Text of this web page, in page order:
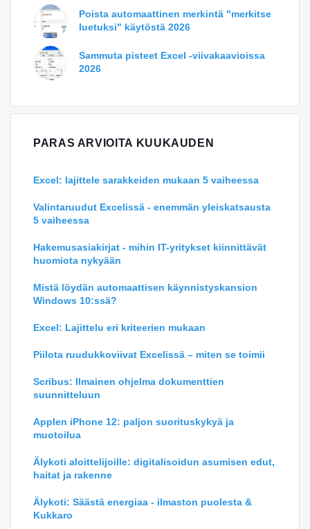
Poista automaattinen merkintä "merkitse
luetuksi" käytöstä 2026
Sammuta pisteet Excel -viivakaavioissa
2026
PARAS ARVIOITA KUUKAUDEN
Excel: lajittele sarakkeiden mukaan 5 vaiheessa
Valintaruudut Excelissä - enemmän yleiskatsausta
5 vaiheessa
Hakemusasiakirjat - mihin IT-yritykset kiinnittävät
huomiota nykyään
Mistä löydän automaattisen käynnistyskansion
Windows 10:ssä?
Excel: Lajittelu eri kriteerien mukaan
Piilota ruudukkoviivat Excelissä – miten se toimii
Scribus: Ilmainen ohjelma dokumenttien
suunnitteluun
Applen iPhone 12: paljon suorituskykyä ja
muotoilua
Älykoti aloittelijoille: digitalisoidun asumisen edut,
haitat ja rakenne
Älykoti: Säästä energiaa - ilmaston puolesta &
Kukkaro